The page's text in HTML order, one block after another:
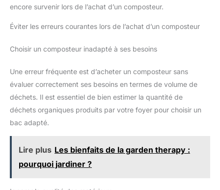
encore survenir lors de l’achat d’un composteur.
Éviter les erreurs courantes lors de l’achat d’un composteur
Choisir un composteur inadapté à ses besoins
Une erreur fréquente est d’acheter un composteur sans
évaluer correctement ses besoins en termes de volume de
déchets. Il est essentiel de bien estimer la quantité de
déchets organiques produits par votre foyer pour choisir un
bac adapté.
Lire plus Les bienfaits de la garden therapy :
pourquoi jardiner ?